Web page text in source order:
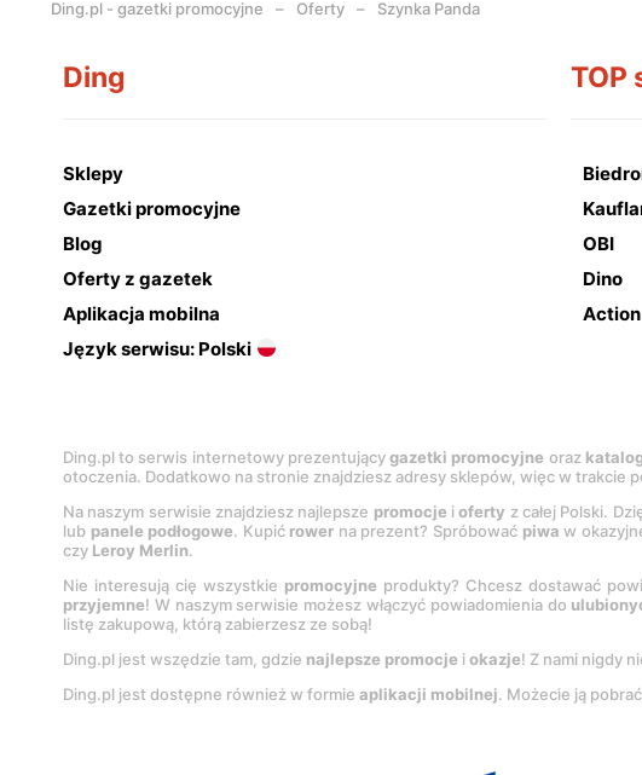
Ding.pl - gazetki promocyjne Oferty Szynka Panda
Ding
Sklepy
Gazetki promocyjne
Blog
Oferty z gazetek
Aplikacja mobilna
Język serwisu: Polski
TOP
OBI
Dino
Action
Ding.pl to serwis internetowy prezentującygazetki promocyjne oraz
otoczenia. Dodatkowo na stronie znajdziesz adresy sklepów, więc w trakcie
Na naszym serwisie znajdziesz najlepsze promocje ioferty z całej Polski.
lub panele podłogowe. Kupić rower na prezent? Spróbować piwa w
czy Leroy Merlin.
Nie interesują cię wszystkie promocyjne produkty? Chcesz dostawać
przyjemne! W naszym serwisie możesz włączyć powiadomienia do
listę zakupową, którą zabierzesz ze sobą!
Ding.pl jest wszędzie tam, gdzie najlepsze promocje i okazje! Z nami nigdy
Ding.pl jest dostępne również w formie aplikacji mobilnej. Możecie ją